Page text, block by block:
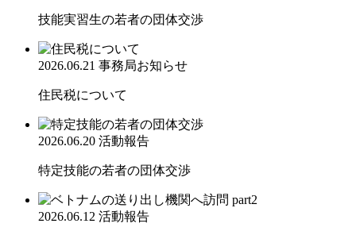
技能実習生の若者の団体交渉
2026.06.21 事務局お知らせ
住民税について
2026.06.20 活動報告
特定技能の若者の団体交渉
2026.06.12 活動報告